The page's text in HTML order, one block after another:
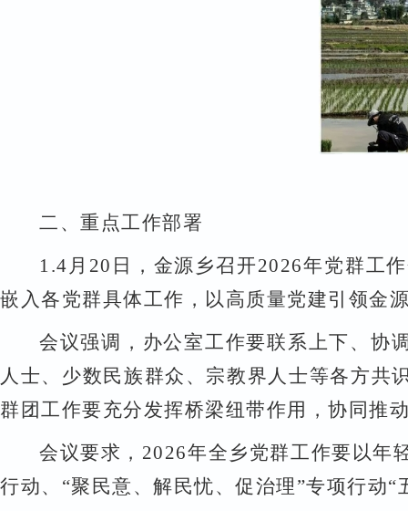
二、 重点工作部署
1.4 月 20 日， 金源乡召开2026年党群工
嵌入各党群具体工作，以高质量党建引领金
会议强调，办公室工作要联系上下、协
人士、少数民族群众、宗教界人士等各方共
群团工作要充分发挥桥梁纽带作用，协同推
会议要求， 2026年全乡党群工作要以年
行动、 “聚民意、解民忧、促治理 ”专项行动“